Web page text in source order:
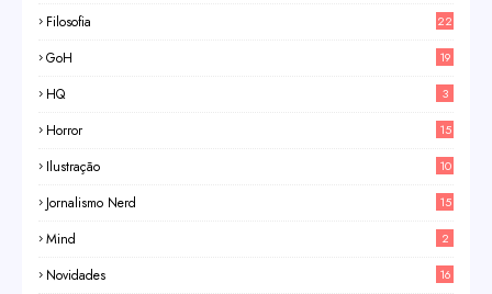
Filosofia 22
GoH 19
HQ 3
Horror 15
Ilustração 10
Jornalismo Nerd 15
Mind 2
Novidades 16